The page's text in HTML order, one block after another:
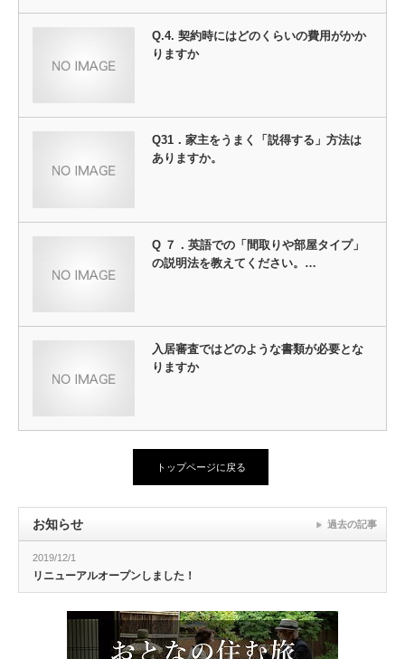
Q.4. 契約時にはどのくらいの費用がかか
りますか
Q31．家主をうまく「説得する」方法は
ありますか。
Q ７．英語での「間取りや部屋タイプ」
の説明法を教えてください。…
入居審査ではどのような書類が必要とな
りますか
トップページに戻る
お知らせ
2019/12/1
リニューアルオープンしました！
過去の記事